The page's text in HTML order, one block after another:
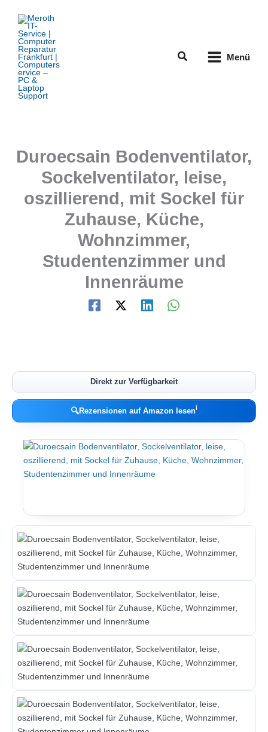
Inhalt
springen
Suchen Menü
Duroecsain Bodenventilator,
Sockelventilator, leise,
oszillierend, mit Sockel für
Zuhause, Küche,
Wohnzimmer,
Studentenzimmer und
Innenräume
Direkt zur Verfügbarkeit
🔍Rezensionen auf Amazon lesenℹ︎